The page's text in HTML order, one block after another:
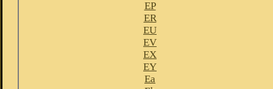
EP
ER
EU
EV
EX
EY
Ea